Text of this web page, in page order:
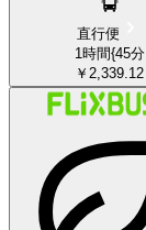
直行便
1時間{45分
￥2,339.12